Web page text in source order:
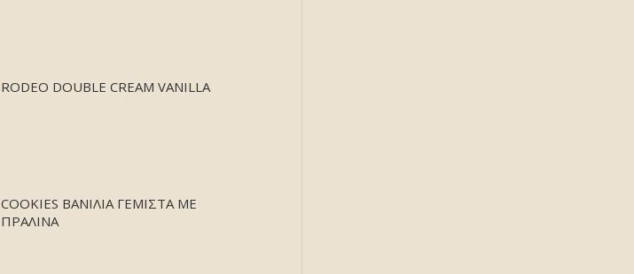
RODEO DOUBLE CREAM VANILLA
COOKIES ΒΑΝΙΛΙΑ ΓΕΜΙΣΤΑ ΜΕ
ΠΡΑΛΙΝΑ